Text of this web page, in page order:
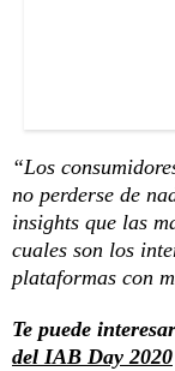
“Los
no perderse de
insights que las
cuales son los
plataformas con
Te puede
del IAB Day 2020